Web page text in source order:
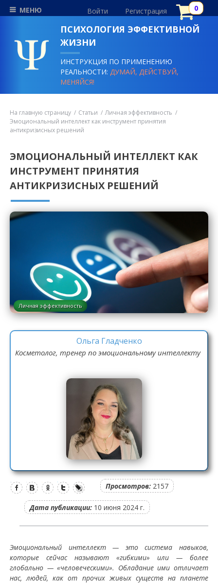
МЕНЮ Войти Регистрация
ПСИХОЛОГИЯ ЭФФЕКТИВНОЙ
ЖИЗНИ
ИНСТРУКЦИЯ ПО ПРИМЕНЕНИЮ
РЕАЛЬНОСТИ:ДУМАЙ, ДЕЙСТВУЙ,
МЕНЯЙСЯ!
На главную страницу Статьи
Личная эффективность
Эмоциональный интеллект как инструмент принятия
антикризисных решений
ЭМОЦИОНАЛЬНЫЙ ИНТЕЛЛЕКТ КАК
ИНСТРУМЕНТ ПРИНЯТИЯ
АНТИКРИЗИСНЫХ РЕШЕНИЙ
Личная эффективность
Ольга Гладченко
Косметолог, тренер по эмоциональному интеллекту
Просмотров: 2157
Дата публикации: 10 июня 2024 г.
Эмоциональный интеллект — это система навыков,
которые сейчас называют «гибкими» или — более
глобально — «человеческими». Обладание ими отличает
нас, людей, как от прочих живых существ на планете